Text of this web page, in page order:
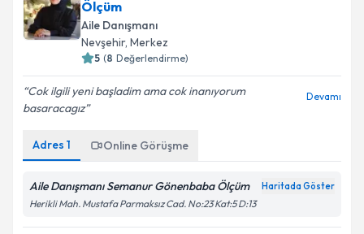
E-posta Adresiniz
Kişisel verilerimin işlenmesine ilişkin
Aydınlatma
Metni
Takvim Talebini Gönder
Ölçüm
Aile Danışmanı
Nevşehir, Merkez
5 (8 Değerlendirme)
Cok ilgili yeni başladim ama cok inanıyorum
basaracagız
Devamı
Adres 1 Online Görüşme
Aile Danışmanı Semanur Gönenbaba Ölçüm Haritada Göster
Herikli Mah. Mustafa Parmaksız Cad. No:23 Kat:5 D:13